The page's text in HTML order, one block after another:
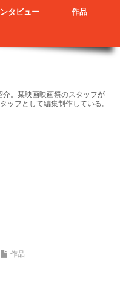
タビュー 作品
。某映画映画祭のスタッフが
ッフとして編集制作している。
作品